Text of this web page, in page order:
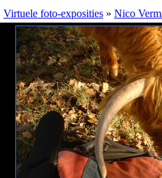
Virtuele foto-exposities » Nico